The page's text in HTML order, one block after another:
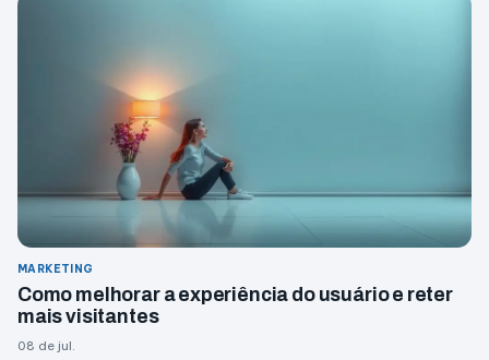
MARKETING
Como melhorar a experiência do usuário e reter
mais visitantes
08 de jul.